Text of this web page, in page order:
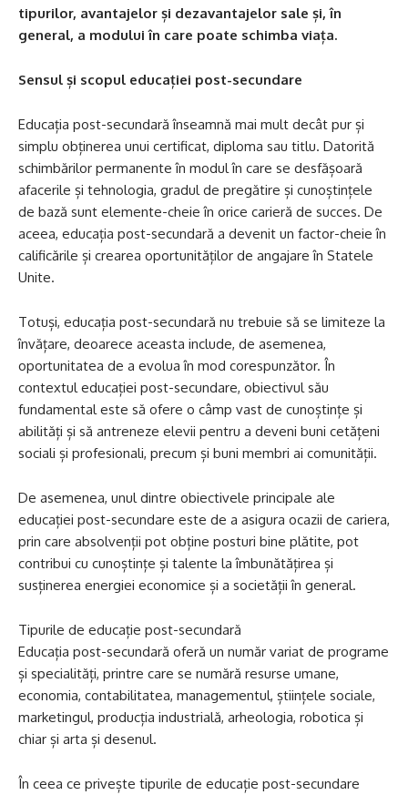
tipurilor, avantajelor și dezavantajelor sale și, în
general, a modului în care poate schimba viața.
Sensul și scopul educației post-secundare
Educația post-secundară înseamnă mai mult decât pur și
simplu obținerea unui certificat, diploma sau titlu. Datorită
schimbărilor permanente în modul în care se desfășoară
afacerile și tehnologia, gradul de pregătire și cunoștințele
de bază sunt elemente-cheie în orice carieră de succes. De
aceea, educația post-secundară a devenit un factor-cheie în
calificările și crearea oportunităților de angajare în Statele
Unite.
Totuși, educația post-secundară nu trebuie să se limiteze la
învățare, deoarece aceasta include, de asemenea,
oportunitatea de a evolua în mod corespunzător. În
contextul educației post-secundare, obiectivul său
fundamental este să ofere o câmp vast de cunoștințe și
abilități și să antreneze elevii pentru a deveni buni cetățeni
sociali și profesionali, precum și buni membri ai comunității.
De asemenea, unul dintre obiectivele principale ale
educației post-secundare este de a asigura ocazii de cariera,
prin care absolvenții pot obține posturi bine plătite, pot
contribui cu cunoștințe și talente la îmbunătățirea și
susținerea energiei economice și a societății în general.
Tipurile de educație post-secundară
Educația post-secundară oferă un număr variat de programe
și specialități, printre care se numără resurse umane,
economia, contabilitatea, managementul, științele sociale,
marketingul, producția industrială, arheologia, robotica și
chiar și arta și desenul.
În ceea ce privește tipurile de educație post-secundare